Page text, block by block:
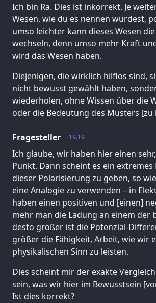
Ich bin Ra. Dies ist inkorrekt. Je
Wesen, wie du es nennen würdest,
umso leichter kann dieses Wesen
wechseln, denn umso mehr Kraft
wird das Wesen haben.
Diejenigen, die wirklich hilflos sind,
nicht bewusst gewählt haben,
wiederholen, ohne Wissen über die
oder die Bedeutung des Musters [zu
19.19
Fragesteller
Ich glaube, wir haben hier einen
Punkt. Dann scheint es ein extremes
dieser Polarisierung zu geben, so
eine Analogie zu verwenden – in
haben einen positiven und [einen]
mehr man die Ladung an einem der
desto größer ist die Potenzial-
größer die Fähigkeit, Arbeit, wie wir
physikalischen Sinn zu leisten.
Dies scheint mir der exakte
sein, was wir hier im Bewusstsein
Ist dies korrekt?